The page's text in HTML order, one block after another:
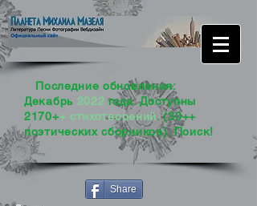
Последние обновления:
Декабрь2022 года. Доступны
2170++ стихотворений. (30++
поэтических сборников). Поиск!
Share